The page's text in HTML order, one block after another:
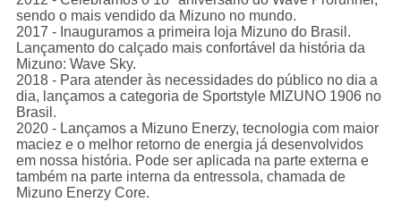
sendo o mais vendido da Mizuno no mundo.
2017 - Inauguramos a primeira loja Mizuno do Brasil.
Lançamento do calçado mais confortável da história da
Mizuno: Wave Sky.
2018 - Para atender às necessidades do público no dia a
dia, lançamos a categoria de Sportstyle MIZUNO 1906 no
Brasil.
2020 - Lançamos a Mizuno Enerzy, tecnologia com maior
maciez e o melhor retorno de energia já desenvolvidos
em nossa história. Pode ser aplicada na parte externa e
também na parte interna da entressola, chamada de
Mizuno Enerzy Core.